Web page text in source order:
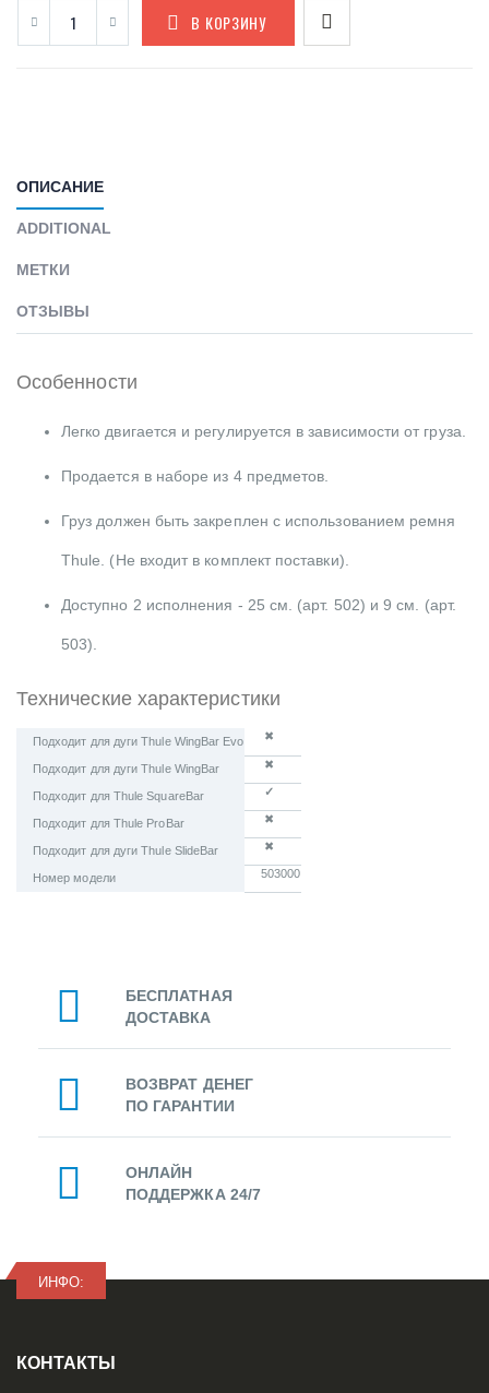
В КОРЗИНУ
ОПИСАНИЕ
ADDITIONAL
МЕТКИ
ОТЗЫВЫ
Особенности
Легко двигается и регулируется в зависимости от груза.
Продается в наборе из 4 предметов.
Груз должен быть закреплен с использованием ремня
Thule. (Не входит в комплект поставки).
Доступно 2 исполнения - 25 см. (арт. 502) и 9 см. (арт.
503).
Технические характеристики
Подходит для дуги Thule WingBar Evo ✖
Подходит для дуги Thule WingBar ✖
Подходит для Thule SquareBar ✓
Подходит для Thule ProBar ✖
Подходит для дуги Thule SlideBar ✖
Номер модели 503000
БЕСПЛАТНАЯ
ДОСТАВКА
ВОЗВРАТ ДЕНЕГ
ПО ГАРАНТИИ
ОНЛАЙН
ПОДДЕРЖКА 24/7
ИНФО:
КОНТАКТЫ